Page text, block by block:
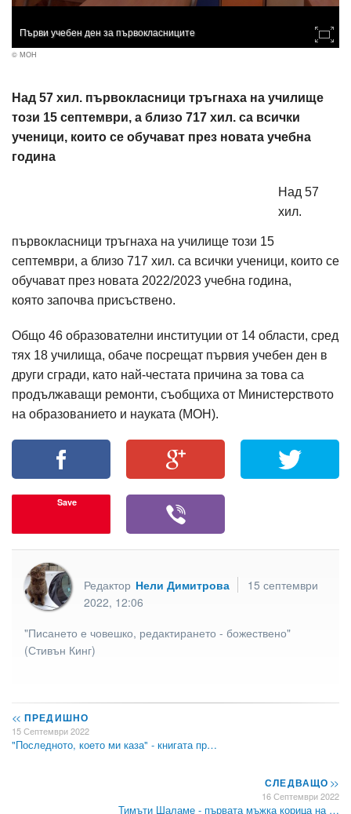
Първи учебен ден за първокласниците
© МОН
Над 57 хил. първокласници тръгнаха на училище
този 15 септември, а близо 717 хил. са всички
ученици, които се обучават през новата учебна
година
Над 57
хил.
първокласници тръгнаха на училище този 15
септември, а близо 717 хил. са всички ученици, които се
обучават през новата 2022/2023 учебна година,
която започва присъствено.
Общо 46 образователни институции от 14 области, сред
тях 18 училища, обаче посрещат първия учебен ден в
други сгради, като най-честата причина за това са
продължаващи ремонти, съобщиха от Министерството
на образованието и науката (МОН).
Save
Редактор Нели Димитрова
15 септември
2022, 12:06
"Писането е човешко, редактирането - божествено"
(Стивън Кинг)
<< ПРЕДИШНО
15 Септември 2022
"Последното, което ми каза" - книгата пр…
СЛЕДВАЩО>>
16 Септември 2022
Тимъти Шаламе - първата мъжка корица на …